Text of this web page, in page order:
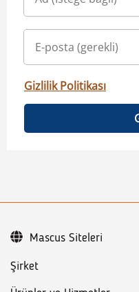
Gizlilik Politikası
Şirket
Mascus Siteleri